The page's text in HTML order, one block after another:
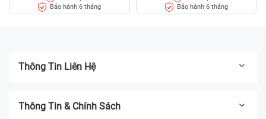
Bảo hành 6 tháng
Bảo hành 6 tháng
Thông Tin Liên Hệ
Thông Tin & Chính Sách